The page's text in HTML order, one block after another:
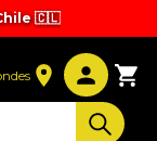
🇨🇱
🚚